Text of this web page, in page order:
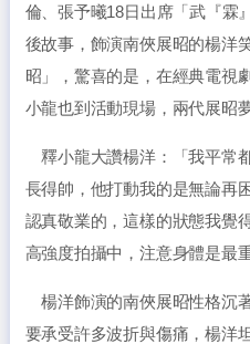
倫、張予曦18日出席「武『霖
後故事，飾演南俠展昭的楊洋
昭」，驚喜的是，在經典電視
小龍也到活動現場，兩代展昭
釋小龍大讚楊洋：「我平常
長得帥，他打動我的是無論再
認真敬業的，這樣的狀態我覺
高強度拍攝中，注意身體是最
楊洋飾演的南俠展昭性格沉
要承受許多波折與傷痛，楊洋